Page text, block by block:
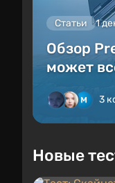
Статьи 1
Обзор
может
3
Новые